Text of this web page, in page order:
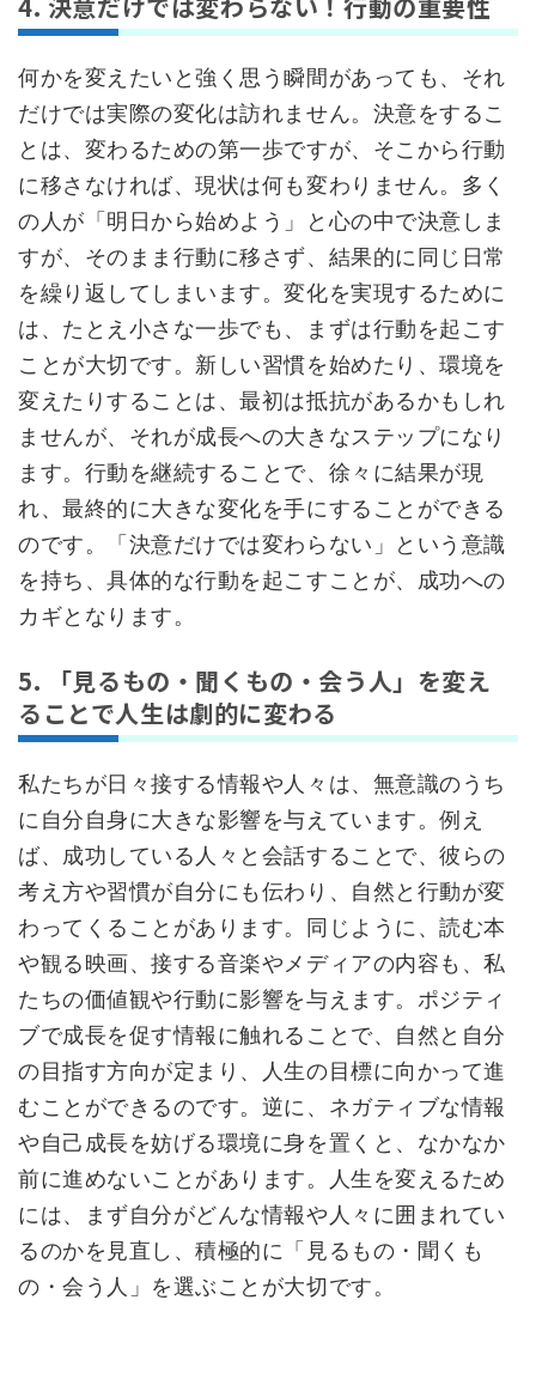
4. 決意だけでは変わらない！行動の重要性
何かを変えたいと強く思う瞬間があっても、それ
だけでは実際の変化は訪れません。決意をするこ
とは、変わるための第一歩ですが、そこから行動
に移さなければ、現状は何も変わりません。多く
の人が「明日から始めよう」と心の中で決意しま
すが、そのまま行動に移さず、結果的に同じ日常
を繰り返してしまいます。変化を実現するために
は、たとえ小さな一歩でも、まずは行動を起こす
ことが大切です。新しい習慣を始めたり、環境を
変えたりすることは、最初は抵抗があるかもしれ
ませんが、それが成長への大きなステップになり
ます。行動を継続することで、徐々に結果が現
れ、最終的に大きな変化を手にすることができる
のです。「決意だけでは変わらない」という意識
を持ち、具体的な行動を起こすことが、成功への
カギとなります。
5. 「見るもの・聞くもの・会う人」を変え
ることで人生は劇的に変わる
私たちが日々接する情報や人々は、無意識のうち
に自分自身に大きな影響を与えています。例え
ば、成功している人々と会話することで、彼らの
考え方や習慣が自分にも伝わり、自然と行動が変
わってくることがあります。同じように、読む本
や観る映画、接する音楽やメディアの内容も、私
たちの価値観や行動に影響を与えます。ポジティ
ブで成長を促す情報に触れることで、自然と自分
の目指す方向が定まり、人生の目標に向かって進
むことができるのです。逆に、ネガティブな情報
や自己成長を妨げる環境に身を置くと、なかなか
前に進めないことがあります。人生を変えるため
には、まず自分がどんな情報や人々に囲まれてい
るのかを見直し、積極的に「見るもの・聞くも
の・会う人」を選ぶことが大切です。